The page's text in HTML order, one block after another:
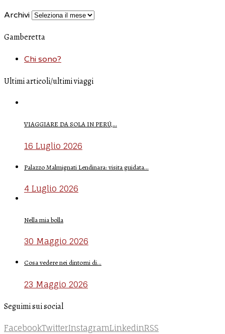
Archivi
Gamberetta
Chi sono?
Ultimi articoli/ultimi viaggi
VIAGGIARE DA SOLA IN PERÚ,…
16 Luglio 2026
Palazzo Malmignati Lendinara: visita guidata…
4 Luglio 2026
Nella mia bolla
30 Maggio 2026
Cosa vedere nei dintorni di…
23 Maggio 2026
Seguimi sui social
FacebookTwitterInstagramLinkedinRSS